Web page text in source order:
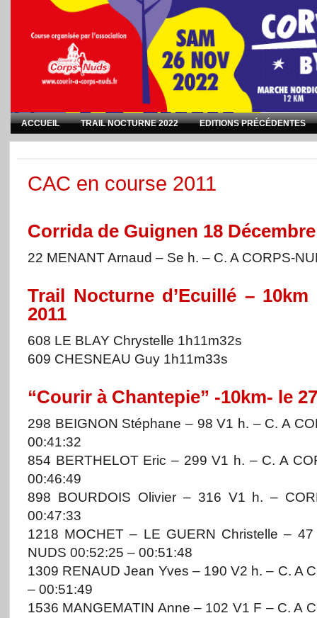
ACCUEIL TRAIL NOCTURNE 2022 EDITIONS PRÉCÉDENTES
CAC en course 2011
Corrida de Guignen 18
22 MENANT Arnaud – Se h. – C. A CORPS-
Trail Nocturne d’Ecuillé – 10km
2011
608 LE BLAY Chrystelle 1h11m32s
609 CHESNEAU Guy 1h11m33s
“Courir à Chantepie” -10km- le
298 BEIGNON Stéphane – 98 V1 h. – C. A
00:41:32
854 BERTHELOT Eric – 299 V1 h. – C. A
00:46:49
898 BOURDOIS Olivier – 316 V1 h. –
00:47:33
1218 MOCHET – LE GUERN Christelle –
NUDS 00:52:25 – 00:51:48
1309 RENAUD Jean Yves – 190 V2 h. – C. A
– 00:51:49
1536 MANGEMATIN Anne – 102 V1 F – C. A